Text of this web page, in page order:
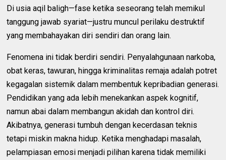
Di usia aqil baligh—fase ketika seseorang telah memikul
tanggung jawab syariat—justru muncul perilaku destruktif
yang membahayakan diri sendiri dan orang lain.
Fenomena ini tidak berdiri sendiri. Penyalahgunaan narkoba,
obat keras, tawuran, hingga kriminalitas remaja adalah potret
kegagalan sistemik dalam membentuk kepribadian generasi.
Pendidikan yang ada lebih menekankan aspek kognitif,
namun abai dalam membangun akidah dan kontrol diri.
Akibatnya, generasi tumbuh dengan kecerdasan teknis
tetapi miskin makna hidup. Ketika menghadapi masalah,
pelampiasan emosi menjadi pilihan karena tidak memiliki